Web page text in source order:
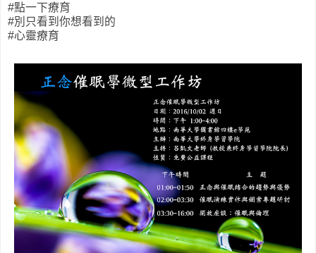
#點一下療育
#別只看到你想看到的
#心靈療育